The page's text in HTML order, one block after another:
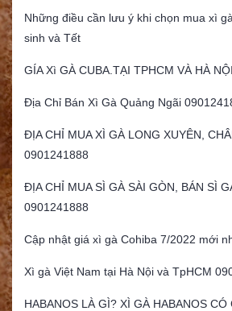
Những điều cần lưu ý khi chọn mua xì
sinh và Tết
GÍA Xì GÀ CUBA.TẠI TPHCM VÀ HÀ
Địa Chỉ Bán Xì Gà Quảng Ngãi
ĐỊA CHỈ MUA XÌ GÀ LONG XUYÊN,
0901241888
ĐỊA CHỈ MUA SÌ GÀ SÀI GÒN, BÁN SÌ
0901241888
Cập nhật giá xì gà Cohiba 7/2022 mới
Xì gà Việt Nam tại Hà Nội và TpHCM
HABANOS LÀ GÌ? XÌ GÀ HABANOS CÓ